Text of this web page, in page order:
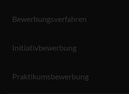
Bewerbungsverfahren
Initiativbewerbung
Praktikumsbewerbung